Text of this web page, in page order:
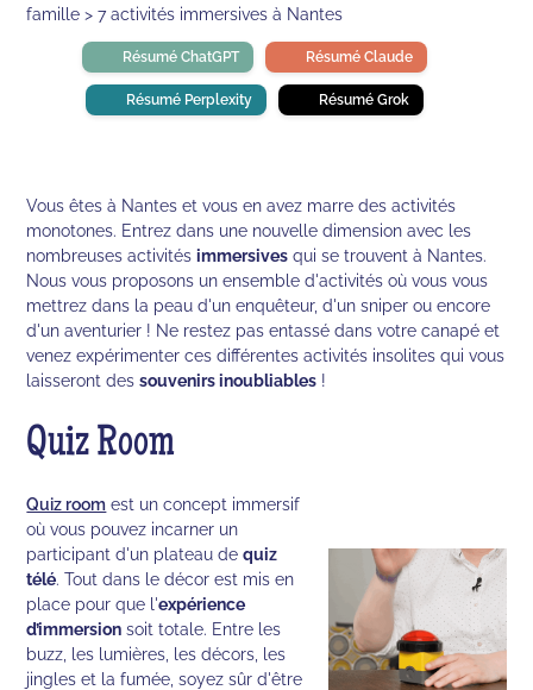
famille > 7 activités immersives à Nantes
Résumé ChatGPT Résumé Claude
Résumé Perplexity Résumé Grok
Vous êtes à Nantes et vous en avez marre des activités
monotones. Entrez dans une nouvelle dimension avec les
nombreuses activitésimmersives qui se trouvent à Nantes.
Nous vous proposons un ensemble d'activités où vous vous
mettrez dans la peau d'un enquêteur, d'un sniper ou encore
d'un aventurier ! Ne restez pas entassé dans votre canapé et
venez expérimenter ces différentes activités insolites qui vous
laisseront dessouvenirs inoubliables !
Quiz Room
Quiz room est un concept immersif
où vous pouvez incarner un
participant d'un plateau dequiz
télé. Tout dans le décor est mis en
place pour que l'expérience
d’immersion soit totale. Entre les
buzz, les lumières, les décors, les
jingles et la fumée, soyez sûr d'être